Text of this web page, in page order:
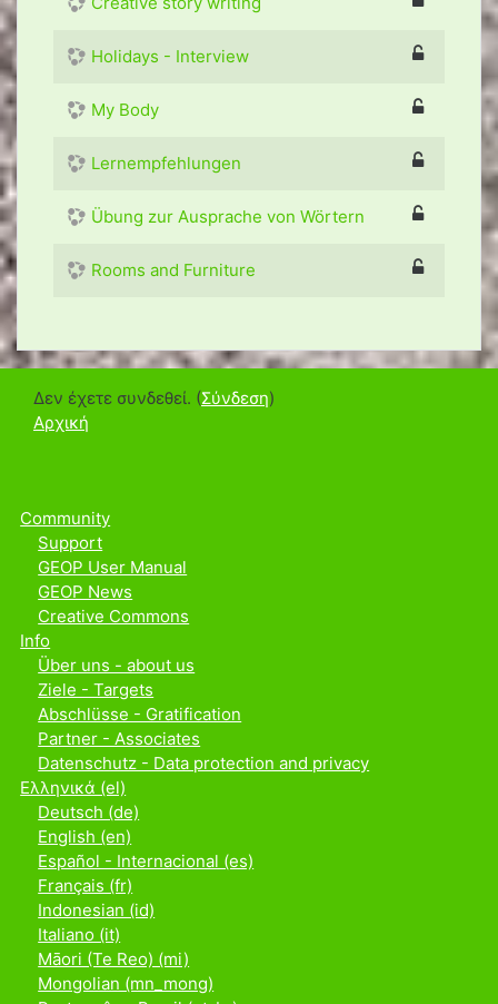
Holidays - Interview
My Body
Lernempfehlungen
Übung zur Ausprache von Wörtern
Rooms and Furniture
Δεν έχετε συνδεθεί. (Σύνδεση)
Αρχική
Community
Support
GEOP User Manual
GEOP News
Creative Commons
Info
Über uns - about us
Ziele - Targets
Abschlüsse - Gratification
Partner - Associates
Datenschutz - Data protection and privacy
Ελληνικά ‎(el)‎
Deutsch ‎(de)‎
English ‎(en)‎
Español - Internacional ‎(es)‎
Français ‎(fr)‎
Indonesian ‎(id)‎
Italiano ‎(it)‎
Māori (Te Reo) ‎(mi)‎
Mongolian ‎(mn_mong)‎